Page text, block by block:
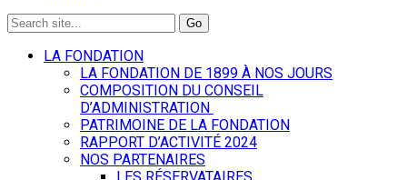
LA FONDATION
LA FONDATION DE 1899 À NOS JOURS
COMPOSITION DU CONSEIL
D’ADMINISTRATION
PATRIMOINE DE LA FONDATION
RAPPORT D’ACTIVITÉ 2024
NOS PARTENAIRES